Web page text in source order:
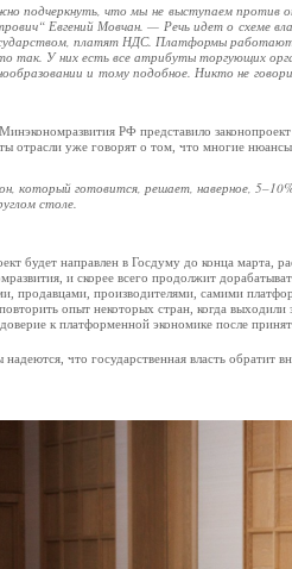
подчеркнуть, что мы не выступаем против
Евгений Мовчан. — Речь идет о схеме
платят НДС. Платформы работают
так. У них есть все атрибуты торгующих
и тому подобное. Никто не
РФ представило
отрасли уже говорят о том, что многие нюансы
который готовится, решает, наверное,
столе.
будет направлен в Госдуму до конца марта,
и скорее всего продолжит
продавцами, производителями, самими
опыт некоторых стран, когда выходили
к платформенной экономике после
надеются, что государственная власть обратит